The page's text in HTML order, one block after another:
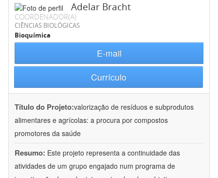
Adelar Bracht
COORDENADOR(A)
CIÊNCIAS BIOLÓGICAS
Bioquímica
E-mail
Currículo
Título do Projeto:valorização de resíduos e subprodutos
alimentares e agrícolas: a procura por compostos
promotores da saúde
Resumo: Este projeto representa a continuidade das
atividades de um grupo engajado num programa de